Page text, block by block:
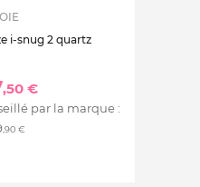
i-snug 2 quartz
,50 €
par la marque :
,90 €